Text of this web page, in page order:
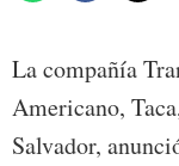
La compañía
Americano,
Salvador,